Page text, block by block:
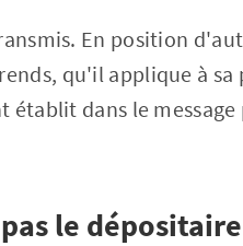
En position
qu'il applique à sa
dans le message
le dépositaire